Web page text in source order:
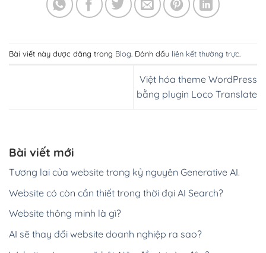
Bài viết này được đăng trong Blog. Đánh dấu liên kết thường trực.
Việt hóa theme WordPress
bằng plugin Loco Translate
Bài viết mới
Tương lai của website trong kỷ nguyên Generative AI.
Website có còn cần thiết trong thời đại AI Search?
Website thông minh là gì?
AI sẽ thay đổi website doanh nghiệp ra sao?